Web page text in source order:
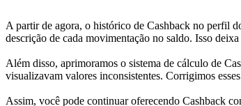
A partir de agora, o histórico de Cashback no perfil
descrição de cada movimentação no saldo. Isso
Além disso, aprimoramos o sistema de cálculo de
visualizavam valores inconsistentes. Corrigimos
Assim, você pode continuar oferecendo Cashback